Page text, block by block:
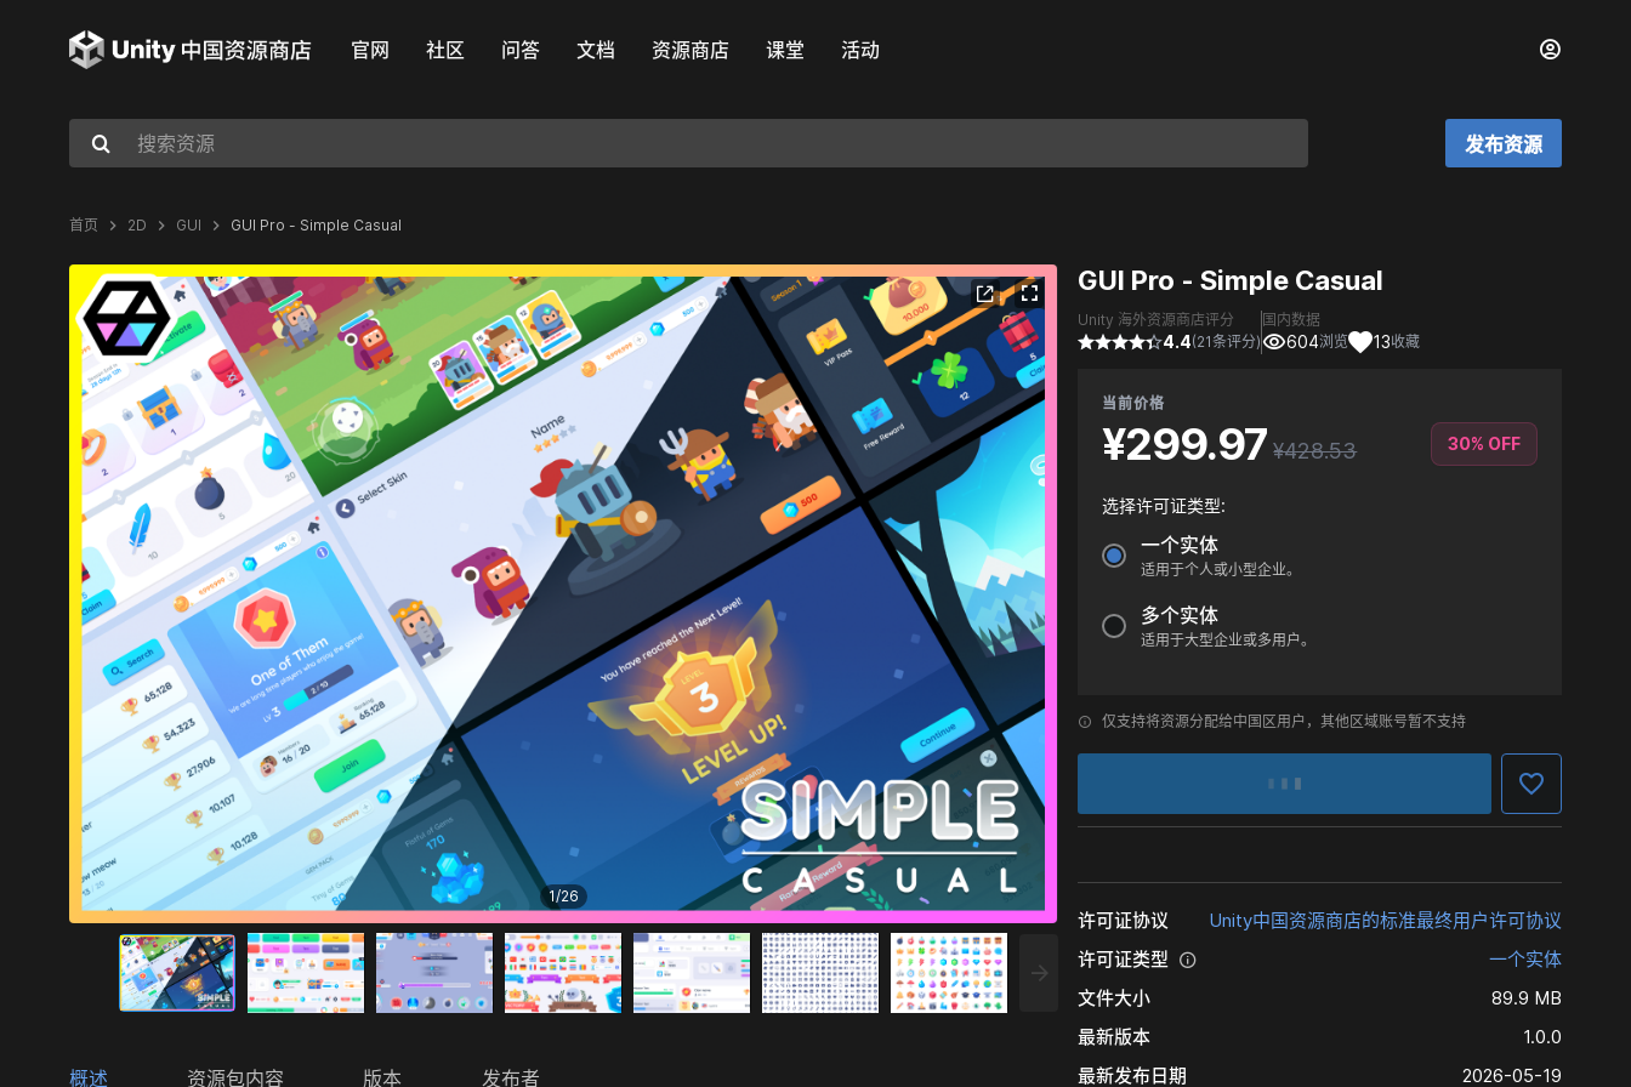
官网 社区 问答 文档 资源商店 课堂 活动
发布资源
首页 2D GUI GUI Pro - Simple Casual
1/26
概述 资源包内容 版本 发布者
GUI Pro - Simple Casual
Unity 海外资源商店评分
4.4(21条评分)
国内数据
604浏览 13收藏
当前价格
¥299.97 ¥428.53 30% OFF
选择许可证类型:
一个实体
适用于个人或小型企业。
多个实体
适用于大型企业或多用户。
仅支持将资源分配给中国区用户，其他区域账号暂不支持
许可证协议
Unity中国资源商店的标准最终用户许可协议
许可证类型
一个实体
文件大小
89.9 MB
最新版本
1.0.0
最新发布日期
2026-05-19